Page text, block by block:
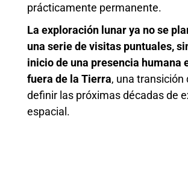
prácticamente permanente.
La exploración lunar ya no se
una serie de visitas puntuales,
inicio de una presencia humana
fuera de la Tierra, una transición
definir las próximas décadas de
espacial.